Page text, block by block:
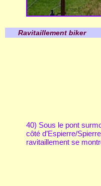
Ravitaillement biker
40) Sous le pont
côté d’Espierre/
ravitaillement se